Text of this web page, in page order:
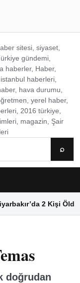
sitesi, siyaset,
gündemi,
haberler, Haber,
haberleri,
hava durumu,
yerel haber,
2016 türkiye,
magazin, Şair
⌕
2 Kişi Öldü
doğrudan